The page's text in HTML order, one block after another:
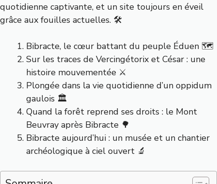
quotidienne captivante, et un site toujours en éveil
grâce aux fouilles actuelles. 🛠️
Bibracte, le cœur battant du peuple Éduen 🗺️
Sur les traces de Vercingétorix et César : une
histoire mouvementée ⚔️
Plongée dans la vie quotidienne d’un oppidum
gaulois 🏛️
Quand la forêt reprend ses droits : le Mont
Beuvray après Bibracte 🌳
Bibracte aujourd’hui : un musée et un chantier
archéologique à ciel ouvert 🔬